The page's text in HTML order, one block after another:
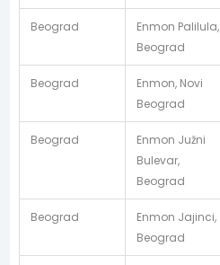
Beograd
Enmon Palilula,
Beograd
Beograd
Enmon, Novi
Beograd
Beograd
Enmon Južni
Bulevar,
Beograd
Beograd
Enmon Jajinci,
Beograd